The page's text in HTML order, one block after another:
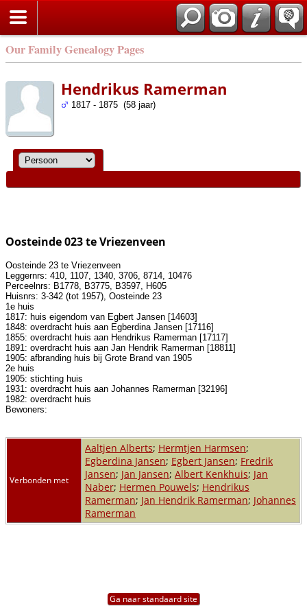
Our Family Genealogy Pages
Hendrikus Ramerman
1817 - 1875 (58 jaar)
Oosteinde 023 te Vriezenveen
Oosteinde 23 te Vriezenveen
Leggernrs: 410, 1107, 1340, 3706, 8714, 10476
Perceelnrs: B1778, B3775, B3597, H605
Huisnrs: 3-342 (tot 1957), Oosteinde 23
1e huis
1817: huis eigendom van Egbert Jansen [14603]
1848: overdracht huis aan Egberdina Jansen [17116]
1855: overdracht huis aan Hendrikus Ramerman [17117]
1891: overdracht huis aan Jan Hendrik Ramerman [18811]
1905: afbranding huis bij Grote Brand van 1905
2e huis
1905: stichting huis
1931: overdracht huis aan Johannes Ramerman [32196]
1982: overdracht huis
Bewoners:
Verbonden met
Aaltjen Alberts; Hermtjen Harmsen;
Egberdina Jansen; Egbert Jansen; Fredrik
Jansen; Jan Jansen; Albert Kenkhuis; Jan
Naber; Hermen Pouwels; Hendrikus
Ramerman; Jan Hendrik Ramerman; Johannes
Ramerman
Ga naar standaard site